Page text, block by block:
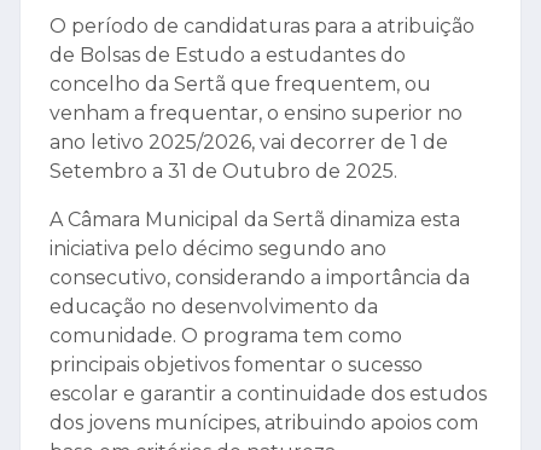
O período de candidaturas para a atribuição
de Bolsas de Estudo a estudantes do
concelho da Sertã que frequentem, ou
venham a frequentar, o ensino superior no
ano letivo 2025/2026, vai decorrer de 1 de
Setembro a 31 de Outubro de 2025.
A Câmara Municipal da Sertã dinamiza esta
iniciativa pelo décimo segundo ano
consecutivo, considerando a importância da
educação no desenvolvimento da
comunidade. O programa tem como
principais objetivos fomentar o sucesso
escolar e garantir a continuidade dos estudos
dos jovens munícipes, atribuindo apoios com